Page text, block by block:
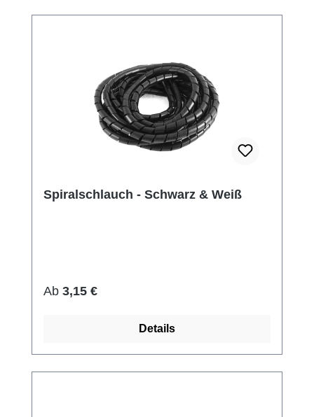
Spiralschlauch - Schwarz & Weiß
Regulärer Preis:
Ab 3,15 €
Details